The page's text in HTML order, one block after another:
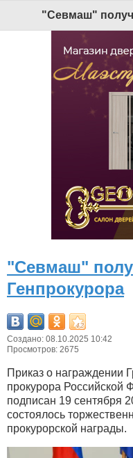
"Севмаш"
Генпрокурора
Создано: 08.10.2025 10:42
Просмотров: 2675
Приказ о награждении
прокурора Российской
подписан 19 сентября
состоялось
прокурорской награды.